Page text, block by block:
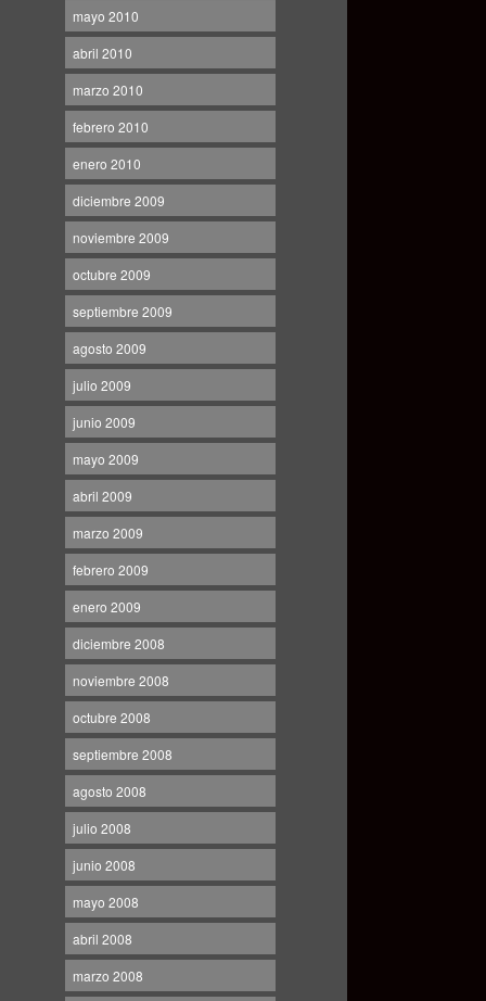
mayo 2010
abril 2010
marzo 2010
febrero 2010
enero 2010
diciembre 2009
noviembre 2009
octubre 2009
septiembre 2009
agosto 2009
julio 2009
junio 2009
mayo 2009
abril 2009
marzo 2009
febrero 2009
enero 2009
diciembre 2008
noviembre 2008
octubre 2008
septiembre 2008
agosto 2008
julio 2008
junio 2008
mayo 2008
abril 2008
marzo 2008